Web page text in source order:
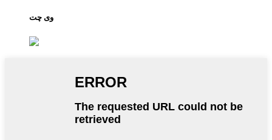
وی چت